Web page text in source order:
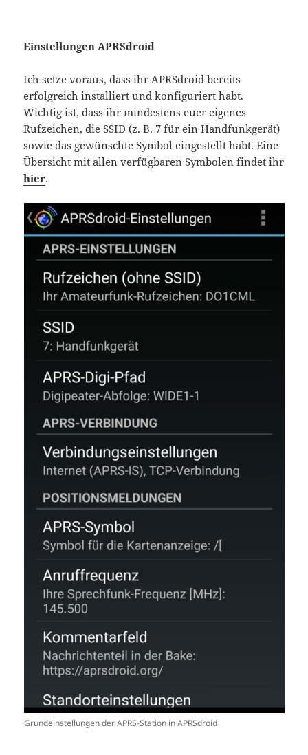
Einstellungen APRSdroid
Ich setze voraus, dass ihr APRSdroid bereits
erfolgreich installiert und konfiguriert habt.
Wichtig ist, dass ihr mindestens euer eigenes
Rufzeichen, die SSID (z. B. 7 für ein Handfunkgerät)
sowie das gewünschte Symbol eingestellt habt. Eine
Übersicht mit allen verfügbaren Symbolen findet ihr
hier.
Grundeinstellungen der APRS-Station in APRSdroid